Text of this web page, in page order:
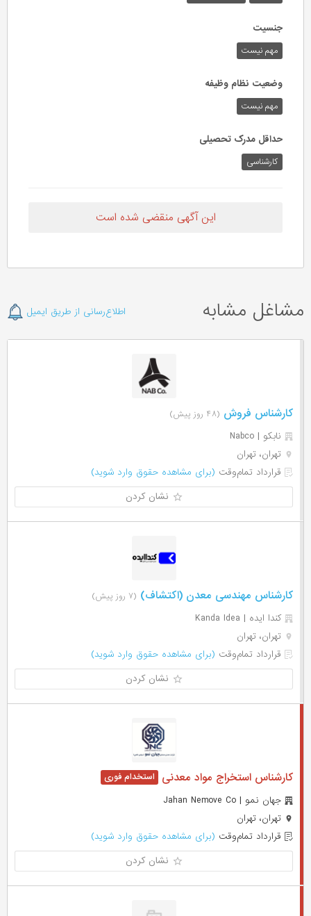
جنسیت
مهم نیست
وضعیت نظام وظیفه
مهم‌ نیست
حداقل مدرک تحصیلی
کارشناسی
این آگهی منقضی شده است
مشاغل مشابه اطلاع‌رسانی از طریق ایمیل
کارشناس فروش (۴۸ روز پیش)
نابکو | Nabco
تهران، تهران
قرارداد تمام‌وقت (برای مشاهده حقوق وارد شوید)
نشان کردن
کارشناس مهندسی معدن (اکتشاف) (۷ روز پیش)
کندا ایده | Kanda Idea
تهران، تهران
قرارداد تمام‌وقت (برای مشاهده حقوق وارد شوید)
نشان کردن
کارشناس استخراج مواد معدنی
جهان نمو | Jahan Nemove Co
تهران، تهران
قرارداد تمام‌وقت (برای مشاهده حقوق وارد شوید)
نشان کردن